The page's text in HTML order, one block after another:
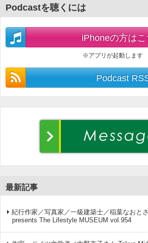
Podcastを聴くには
iPhoneの方はこ
※アプリが起動します
Podcast
最新記事
紀行作家／写真家／一級建築士／稲葉なおと
presents The Lifestyle MUSEUM vol.954